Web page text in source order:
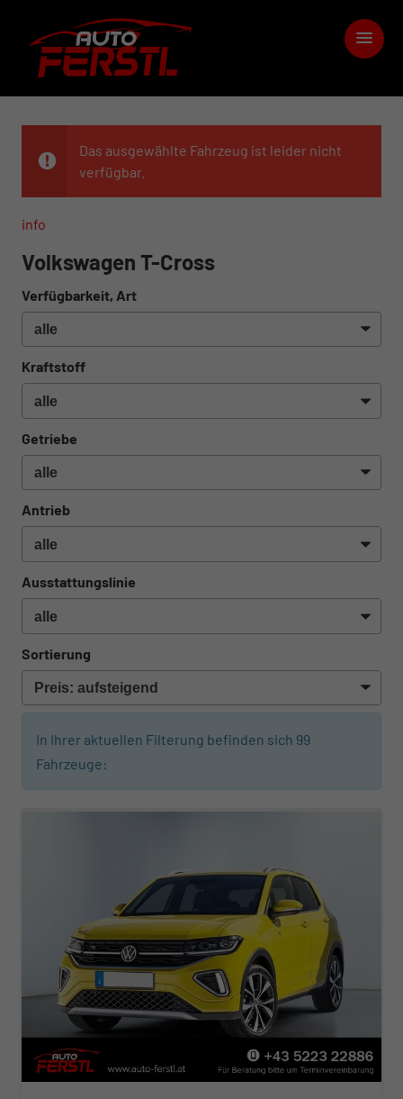
Das ausgewählte Fahrzeug ist leider nicht
verfügbar.
info
Volkswagen T-Cross
Verfügbarkeit, Art
Kraftstoff
Getriebe
Antrieb
Ausstattungslinie
Sortierung
In Ihrer aktuellen Filterung befinden sich 99
Fahrzeuge: